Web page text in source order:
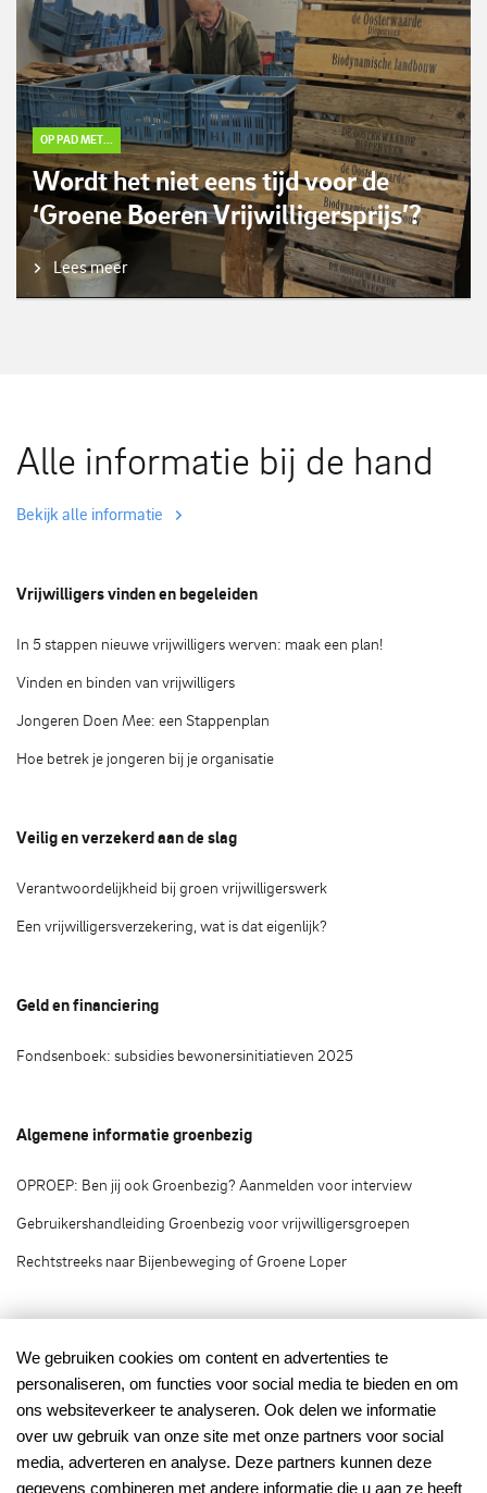
OP PAD MET...
Wordt het niet eens tijd voor de
‘Groene Boeren Vrijwilligersprijs’?
Lees meer
Alle informatie bij de hand
Bekijk alle informatie
Vrijwilligers vinden en begeleiden
In 5 stappen nieuwe vrijwilligers werven: maak een plan!
Vinden en binden van vrijwilligers
Jongeren Doen Mee: een Stappenplan
Hoe betrek je jongeren bij je organisatie
Veilig en verzekerd aan de slag
Verantwoordelijkheid bij groen vrijwilligerswerk
Een vrijwilligersverzekering, wat is dat eigenlijk?
Geld en financiering
Fondsenboek: subsidies bewonersinitiatieven 2025
Algemene informatie groenbezig
OPROEP: Ben jij ook Groenbezig? Aanmelden voor interview
Gebruikershandleiding Groenbezig voor vrijwilligersgroepen
Rechtstreeks naar Bijenbeweging of Groene Loper
Groenbezig.nl © 2020
Groenbezig.nl is het vrijwilligersplatform van:
We gebruiken cookies om content en advertenties te
personaliseren, om functies voor social media te bieden en om
ons websiteverkeer te analyseren. Ook delen we informatie
over uw gebruik van onze site met onze partners voor social
media, adverteren en analyse. Deze partners kunnen deze
gegevens combineren met andere informatie die u aan ze heeft